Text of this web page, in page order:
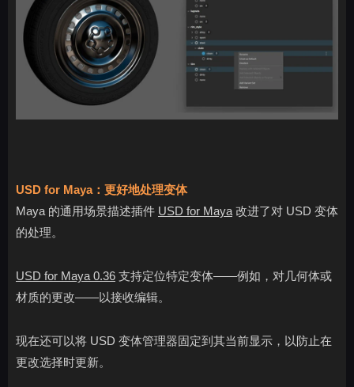
USD for Maya：更好地处理变体
Maya 的通用场景描述插件 USD for Maya 改进了对 USD 变体
的处理。
USD for Maya 0.36 支持定位特定变体——例如，对几何体或
材质的更改——以接收编辑。
现在还可以将 USD 变体管理器固定到其当前显示，以防止在
更改选择时更新。